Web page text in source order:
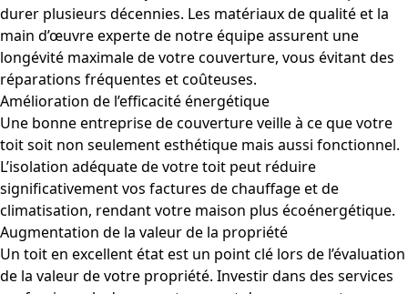
durer plusieurs décennies. Les matériaux de qualité et la
main d’œuvre experte de notre équipe assurent une
longévité maximale de votre couverture, vous évitant des
réparations fréquentes et coûteuses.
Amélioration de l’efficacité énergétique
Une bonne entreprise de couverture veille à ce que votre
toit soit non seulement esthétique mais aussi fonctionnel.
L’isolation adéquate de votre toit peut réduire
significativement vos factures de chauffage et de
climatisation, rendant votre maison plus écoénergétique.
Augmentation de la valeur de la propriété
Un toit en excellent état est un point clé lors de l’évaluation
de la valeur de votre propriété. Investir dans des services